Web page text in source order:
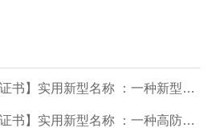
书】实用新型名称 ：一种新型电
书】实用新型名称 ：一种高防护